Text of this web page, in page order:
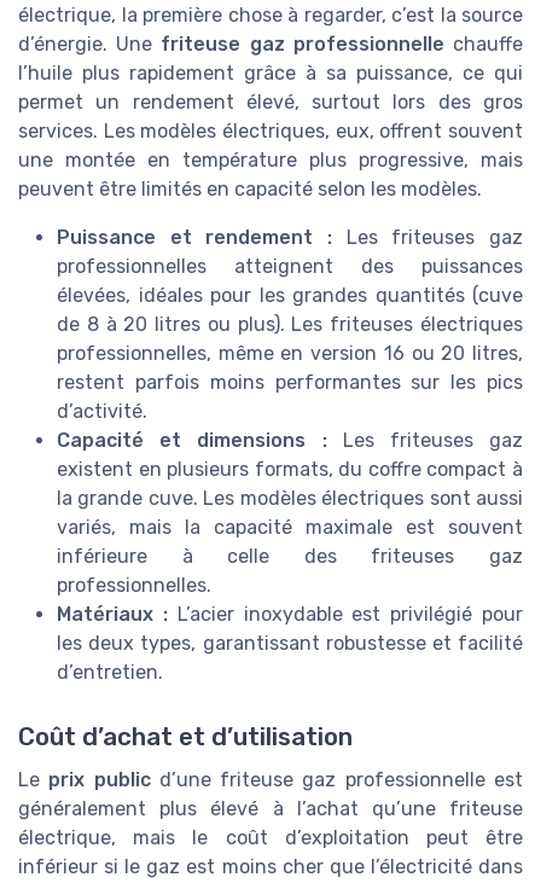
électrique, la première chose à regarder, c’est la source
d’énergie. Une friteuse gaz professionnelle chauffe
l’huile plus rapidement grâce à sa puissance, ce qui
permet un rendement élevé, surtout lors des gros
services. Les modèles électriques, eux, offrent souvent
une montée en température plus progressive, mais
peuvent être limités en capacité selon les modèles.
Puissance et rendement : Les friteuses gaz
professionnelles atteignent des puissances
élevées, idéales pour les grandes quantités (cuve
de 8 à 20 litres ou plus). Les friteuses électriques
professionnelles, même en version 16 ou 20 litres,
restent parfois moins performantes sur les pics
d’activité.
Capacité et dimensions :Les friteuses gaz
existent en plusieurs formats, du coffre compact à
la grande cuve. Les modèles électriques sont aussi
variés, mais la capacité maximale est souvent
inférieure à celle des friteuses gaz
professionnelles.
Matériaux :L’acier inoxydable est privilégié pour
les deux types, garantissant robustesse et facilité
d’entretien.
Coût d’achat et d’utilisation
Le prix publicd’une friteuse gaz professionnelle est
généralement plus élevé à l’achat qu’une friteuse
électrique, mais le coût d’exploitation peut être
inférieur si le gaz est moins cher que l’électricité dans